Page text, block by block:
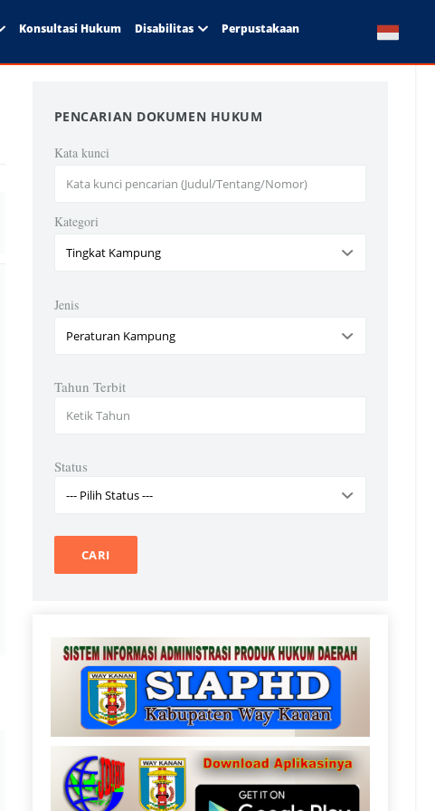
Konsultasi Hukum Disabilitas Perpustakaan
PENCARIAN DOKUMEN HUKUM
Kata kunci
Kategori
Jenis
Tahun Terbit
Status